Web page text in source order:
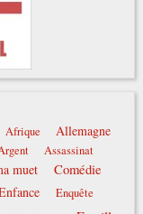
Afrique Allemagne
Assassinat
muet Comédie
Enquête